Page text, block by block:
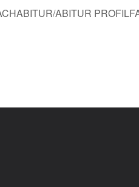
ABITUR